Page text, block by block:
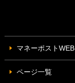
マネーポスト
ページ一覧